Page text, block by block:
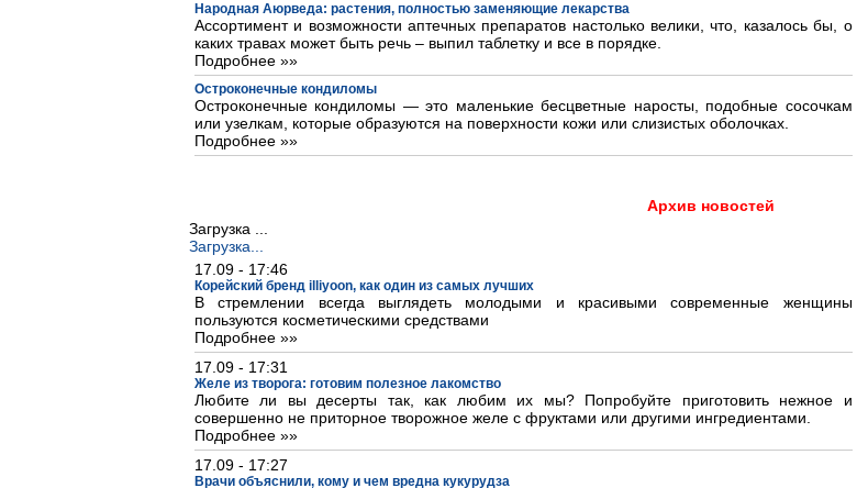
Народная Аюрведа: растения, полностью заменяющие лекарства
Ассортимент и возможности аптечных препаратов настолько велики, что, казалось бы, о
каких травах может быть речь – выпил таблетку и все в порядке.
Подробнее »»
Остроконечные кондиломы
Остроконечные кондиломы — это маленькие бесцветные наросты, подобные сосочкам
или узелкам, которые образуются на поверхности кожи или слизистых оболочках.
Подробнее »»
Архив новостей
Загрузка ...
Загрузка...
17.09 - 17:46
Корейский бренд illiyoon, как один из самых лучших
В стремлении всегда выглядеть молодыми и красивыми современные женщины
пользуются косметическими средствами
Подробнее »»
17.09 - 17:31
Желе из творога: готовим полезное лакомство
Любите ли вы десерты так, как любим их мы? Попробуйте приготовить нежное и
совершенно не приторное творожное желе с фруктами или другими ингредиентами.
Подробнее »»
17.09 - 17:27
Врачи объяснили, кому и чем вредна кукурудза